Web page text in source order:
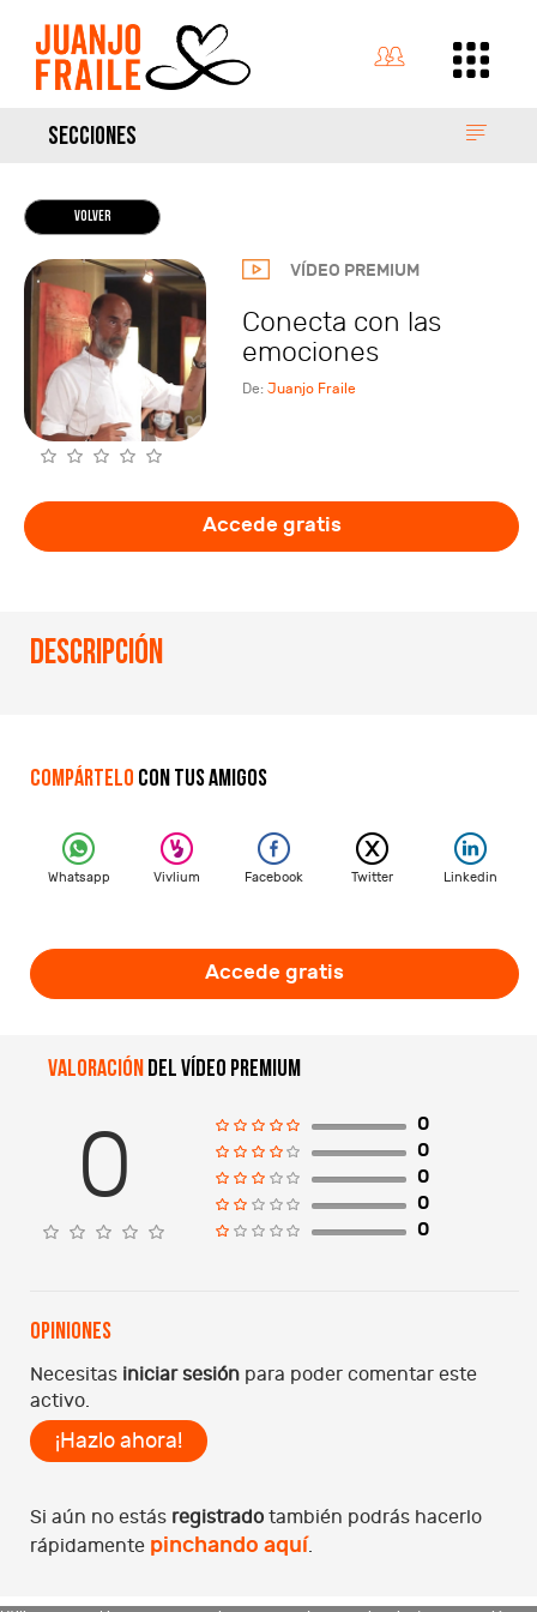
SECCIONES
VOLVER
VÍDEO PREMIUM
Conecta con las
emociones
De: Juanjo Fraile
Accede gratis
Descripción
Compártelo con tus amigos
Whatsapp Vivlium Facebook Twitter Linkedin
Accede gratis
Valoración del vídeo premium
0
0
0
0
0
0
Opiniones
Necesitas iniciar sesión para poder comentar este
activo.
¡Hazlo ahora!
Si aún no estás registrado también podrás hacerlo
rápidamente pinchando aquí.